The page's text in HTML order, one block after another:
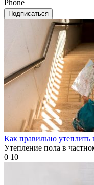
Phone
Подписаться
Как правильно утеплить
Утепление пола в
0 10